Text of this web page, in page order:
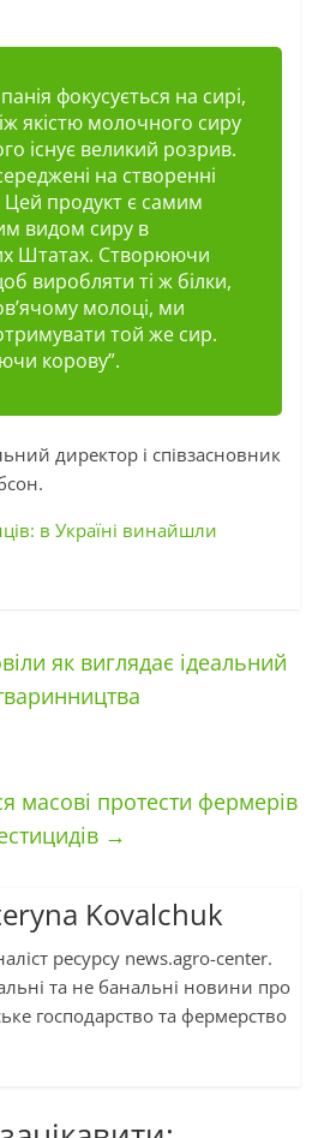
фокусується на сирі,
якістю молочного сиру
існує великий розрив.
на створенні
продукт є самим
видом сиру в
Штатах. Створюючи
виробляти ті ж білки,
молоці, ми
той же сир.
корову”.
директор і співзасновник
в Україні винайшли
як виглядає ідеальний
масові протести фермерів
→
Kovalchuk
ресурсу news.agro-center.
та не банальні новини про
господарство та фермерство